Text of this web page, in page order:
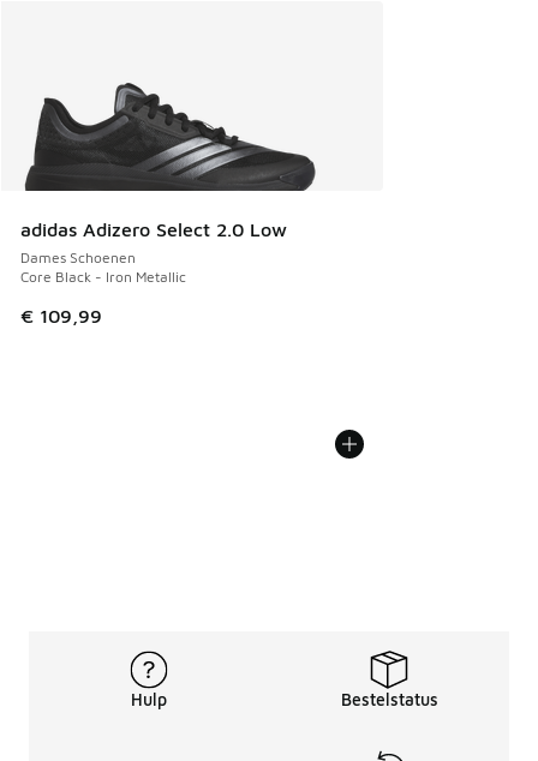
adidas Adizero Select 2.0 Low
Dames Schoenen
Core Black - Iron Metallic
€ 109,99
Hulp Bestelstatus